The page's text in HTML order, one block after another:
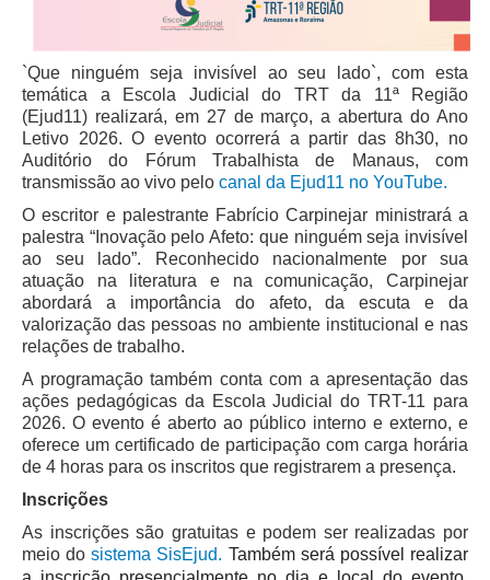
`Que ninguém seja invisível ao seu lado`, com esta
temática a Escola Judicial do TRT da 11ª Região
(Ejud11) realizará, em 27 de março, a abertura do Ano
Letivo 2026. O evento ocorrerá a partir das 8h30, no
Auditório do Fórum Trabalhista de Manaus, com
transmissão ao vivo pelo canal da Ejud11 no YouTube.
O escritor e palestrante Fabrício Carpinejar ministrará a
palestra “Inovação pelo Afeto: que ninguém seja invisível
ao seu lado”. Reconhecido nacionalmente por sua
atuação na literatura e na comunicação, Carpinejar
abordará a importância do afeto, da escuta e da
valorização das pessoas no ambiente institucional e nas
relações de trabalho.
A programação também conta com a apresentação das
ações pedagógicas da Escola Judicial do TRT-11 para
2026. O evento é aberto ao público interno e externo, e
oferece um certificado de participação com carga horária
de 4 horas para os inscritos que registrarem a presença.
Inscrições
As inscrições são gratuitas e podem ser realizadas por
meio dosistema SisEjud. Também será possível realizar